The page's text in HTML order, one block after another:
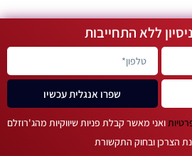
ללא התחייבות
ואני מאשר קבלת פניות שיווקיות מהג'רוזלם
הצרכן ובחוק התקשורת
שפרו אנגלית עכשיו